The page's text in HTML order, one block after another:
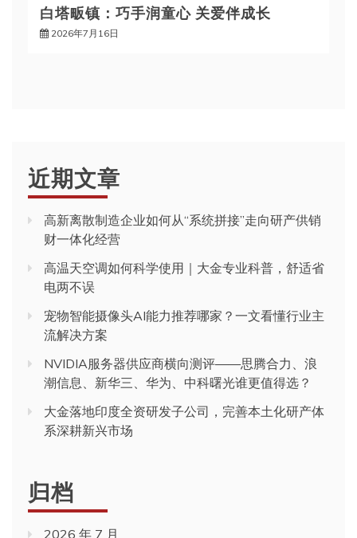
白塔畈镇：巧手润童心 关爱伴成长
2026年7月16日
近期文章
高新离散制造企业如何从“系统拼接”走向研产供销
财一体化经营
高温天空调如何科学使用｜大金专业科普，舒适省
电两不误
宠物智能摄像头AI能力推荐哪家？一文看懂行业主
流解决方案
NVIDIA服务器供应商横向测评——思腾合力、浪
潮信息、新华三、华为、中科曙光谁更值得选？
大金落地印度全资研发子公司，完善本土化研产体
系深耕新兴市场
归档
2026 年 7 月